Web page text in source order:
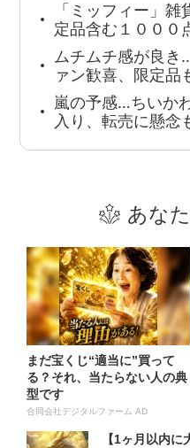
「ミッフィー」
定品含む１０００
ムチムチ感が良き
ァン歓喜、限定品
嵐の予感…ちいか
入り、転売に懸念
あな
まだ宝くじ“適当に”買って
る？それ、当たらない人の典
型です
合同会社デジタルファーム AD
【1ヶ月以内